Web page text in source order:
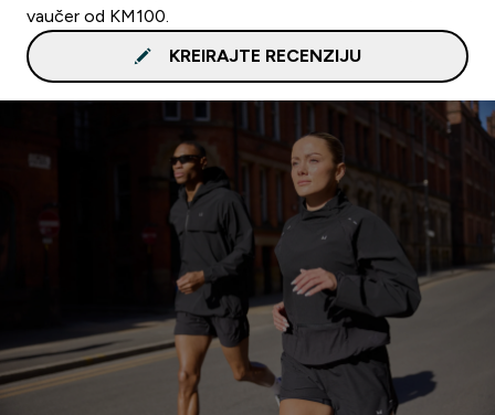
vaučer od KM100.
KREIRAJTE RECENZIJU